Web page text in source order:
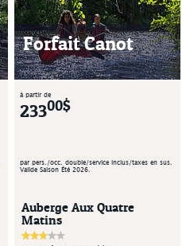
Forfait Canot
à partir de
23300$
par pers./occ. double/service inclus/taxes en sus.
Valide Saison Été 2026.
Auberge Aux Quatre
Matins